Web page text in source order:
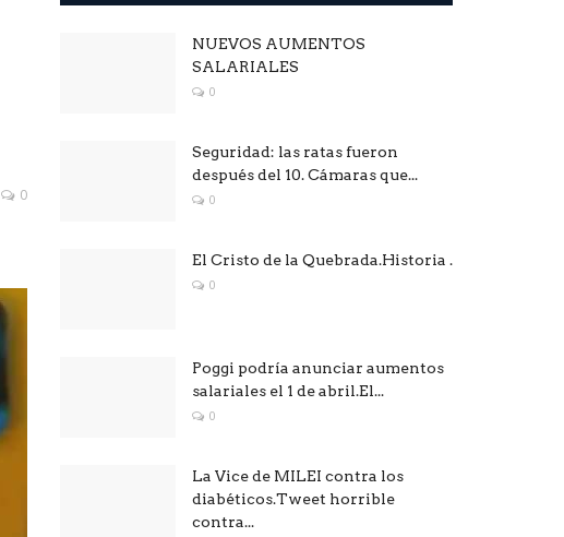
0
NUEVOS AUMENTOS
SALARIALES
0
Seguridad: las ratas fueron
después del 10. Cámaras que...
0
El Cristo de la Quebrada.Historia .
0
Poggi podría anunciar aumentos
salariales el 1 de abril.El...
0
La Vice de MILEI contra los
diabéticos.Tweet horrible
contra...